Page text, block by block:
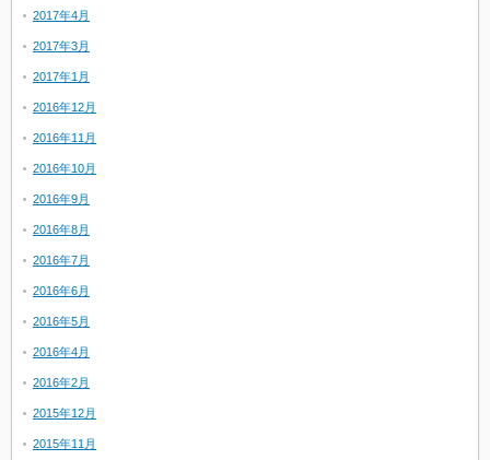
2017年4月
2017年3月
2017年1月
2016年12月
2016年11月
2016年10月
2016年9月
2016年8月
2016年7月
2016年6月
2016年5月
2016年4月
2016年2月
2015年12月
2015年11月